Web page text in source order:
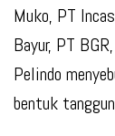
Muko, PT
Bayur, PT
Pelindo
bentuk